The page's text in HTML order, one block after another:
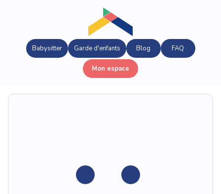
Babysitter Garde d'enfants Blog FAQ
Mon espace